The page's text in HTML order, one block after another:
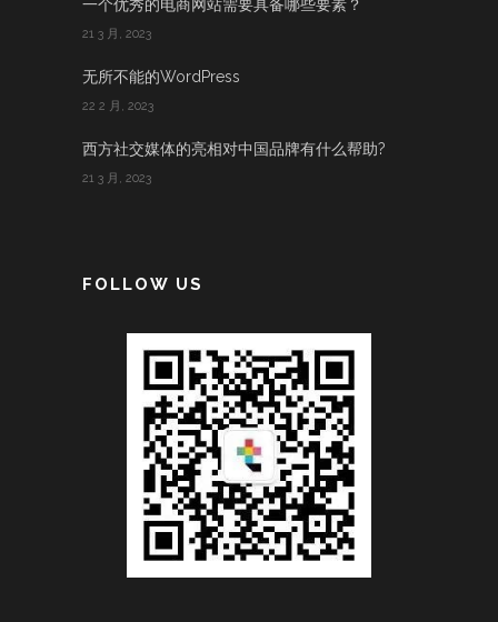
一个优秀的电商网站需要具备哪些要素？
21 3 月, 2023
无所不能的WordPress
22 2 月, 2023
西方社交媒体的亮相对中国品牌有什么帮助?
21 3 月, 2023
FOLLOW US